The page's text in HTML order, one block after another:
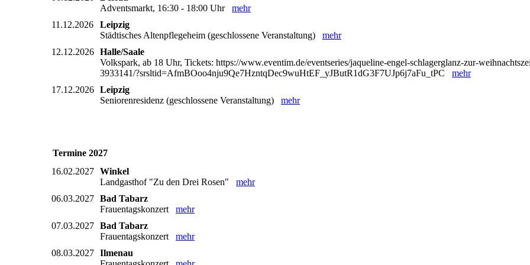
Adventsmarkt, 16:30 - 18:00 Uhr mehr
11.12.2026
Leipzig
Städtisches Altenpflegeheim (geschlossene Veranstaltung) mehr
12.12.2026 Halle/Saale
Volkspark, ab 18 Uhr, Tickets: https://www.eventim.de/eventseries/jaqueline-engel-schlagerglanz-zur-
3933141/?srsltid=AfmBOoo4nju9Qe7HzntqDec9wuHtEF_yJButR1dG3F7UJp6j7aFu_tPC mehr
17.12.2026 Leipzig
Seniorenresidenz (geschlossene Veranstaltung) mehr
Termine 2027
16.02.2027 Winkel
Landgasthof "Zu den Drei Rosen" mehr
06.03.2027 Bad Tabarz
Frauentagskonzert mehr
07.03.2027 Bad Tabarz
Frauentagskonzert mehr
08.03.2027 Ilmenau